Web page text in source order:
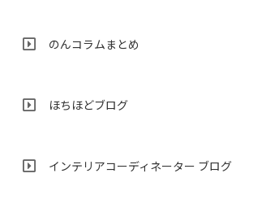
のんコラムまとめ
ほちほどブログ
インテリアコーディネーター ブログ